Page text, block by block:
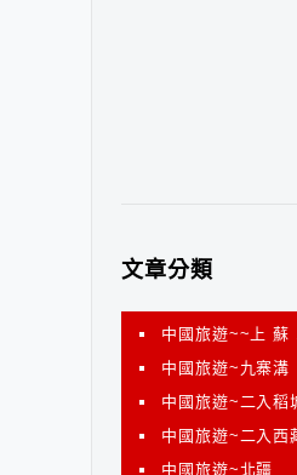
文章分類
中國旅遊~~上 蘇
中國旅遊~九寨溝
中國旅遊~二入稻
中國旅遊~二入西
中國旅遊~北疆